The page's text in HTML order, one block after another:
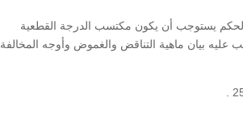
يستوجب أن يكون مكتسب الدرجة القطعية
بيان ماهية التناقض والغموض وأوجه المخالفة